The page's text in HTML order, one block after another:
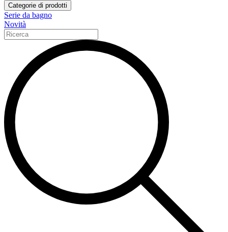
Categorie di prodotti
Serie da bagno
Novità